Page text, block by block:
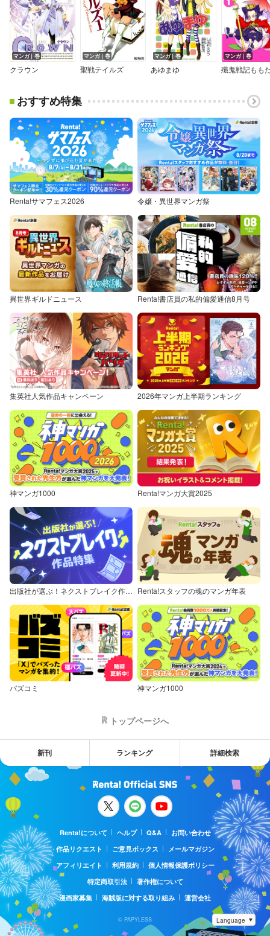
マンガ｜巻
クラウン
マンガ｜巻
聖戦テイルズ
マンガ｜巻
あゆまゆ
マンガ｜巻
殲鬼戦記もも
おすすめ特集
Renta!サマフェス2026 令嬢・異世界マンガ祭
異世界ギルドニュース Renta!書店員の私的偏愛通信8月号
集英社人気作品キャンペーン 2026年マンガ上半期ランキング
神マンガ1000 Renta!マンガ大賞2025
出版社が選ぶ！ネクストブレイク作品特集 Renta!スタッフの魂のマンガ年表
バズコミ 神マンガ1000
トップページへ
新刊 ランキング 詳細検索
Renta!について ヘルプ Q&A
お問い合わせ
作品リクエスト
ご意見ボックス
メールマガジン
アフィリエイト
利用規約
個人情報保護ポリシー
特定商取引法
著作権について
漫画家募集
海賊版に対する取り組み 運営会社
© PAPYLESS